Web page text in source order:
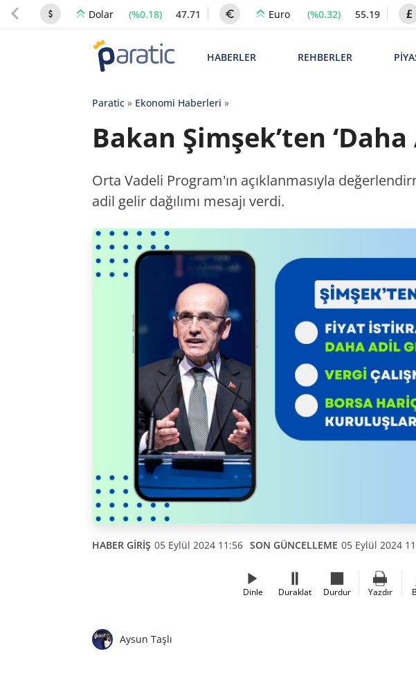
Dolar (%0.18) 47.71 Euro (%0.32) 55.19
HABERLER REHBERLER
Paratic» Ekonomi Haberleri »
Bakan Şimşek’ten ‘Daha
Orta Vadeli Program'ın açıklanmasıyla
adil gelir dağılımı mesajı verdi.
HABER GİRİŞ 05 Eylül 2024 11:56 SON GÜNCELLEME 05 Eylül 2024
Dinle Duraklat Durdur Yazdır
Aysun Taşlı